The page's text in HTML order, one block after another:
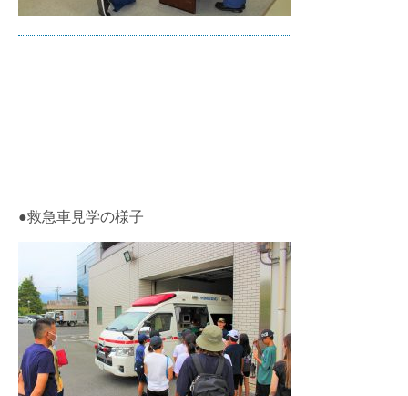
●救急車見学の様子